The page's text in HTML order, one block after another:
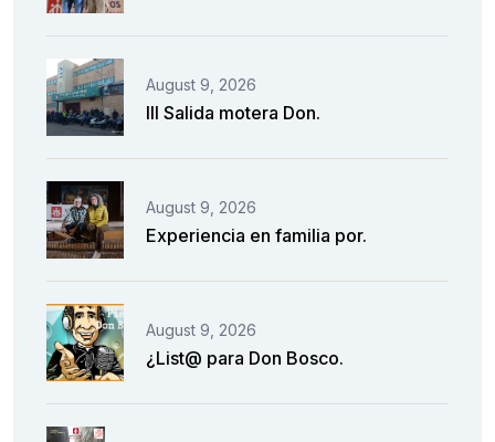
August 9, 2026
III Salida motera Don.
August 9, 2026
Experiencia en familia por.
August 9, 2026
¿List@ para Don Bosco.